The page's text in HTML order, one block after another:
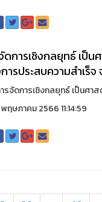
ดการเชิงกลยุทธ์ เป็
ารประสบความสำเร็จ
จัดการเชิงกลยุทธ์ เป็นศาส
พฤษภาคม 2566 11:14:59